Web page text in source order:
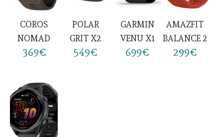
COROS
NOMAD
369€
POLAR
GRIT X2
549€
GARMIN
VENU X1
699€
AMAZFIT
BALANCE 2
299€